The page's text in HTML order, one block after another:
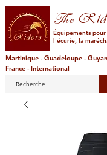
The
Équipements
l'écurie, la
Martinique - Guadeloupe -
France - International